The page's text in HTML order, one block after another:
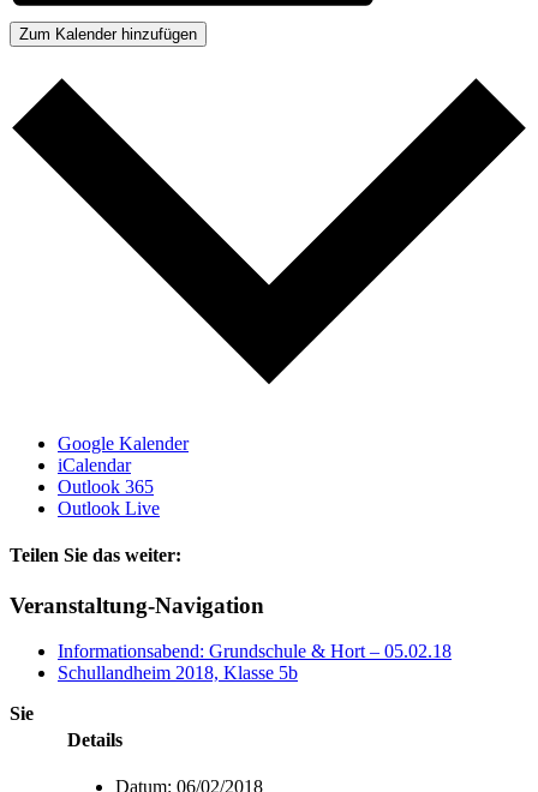
Zum Kalender hinzufügen
Google Kalender
iCalendar
Outlook 365
Outlook Live
Teilen Sie das weiter:
Facebook
X
E-
Veranstaltung-Navigation
Informationsabend: Grundschule & Hort – 05.02.18
Schullandheim 2018, Klasse 5b
Details
Datum: 06/02/2018
Sie